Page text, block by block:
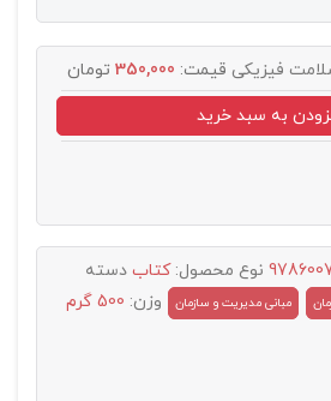
فیزیکی قیمت: 350,000 تومان
به سبد خرید
نوع محصول:کتاب دسته
مبانی مدیریت و سازمان وزن: 500 گرم